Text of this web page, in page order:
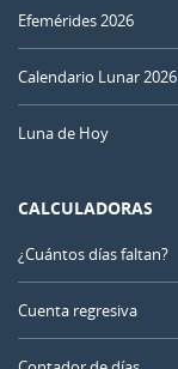
Efemérides 2026
Calendario Lunar 2026
Luna de Hoy
CALCULADORAS
¿Cuántos días faltan?
Cuenta regresiva